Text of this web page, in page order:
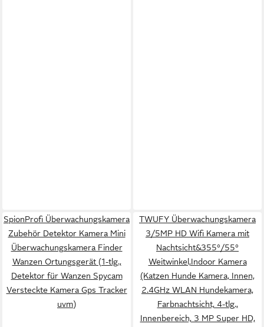
SpionProfi Überwachungskamera
Zubehör Detektor Kamera Mini
Überwachungskamera Finder
Wanzen Ortungsgerät (1-tlg.,
Detektor für Wanzen Spycam
Versteckte Kamera Gps Tracker
uvm)
TWUFY Überwachungskamera
3/5MP HD Wifi Kamera mit
Nachtsicht&355°/55°
Weitwinkel,Indoor Kamera
(Katzen Hunde Kamera, Innen,
2.4GHz WLAN Hundekamera,
Farbnachtsicht, 4-tlg.,
Innenbereich, 3 MP Super HD,